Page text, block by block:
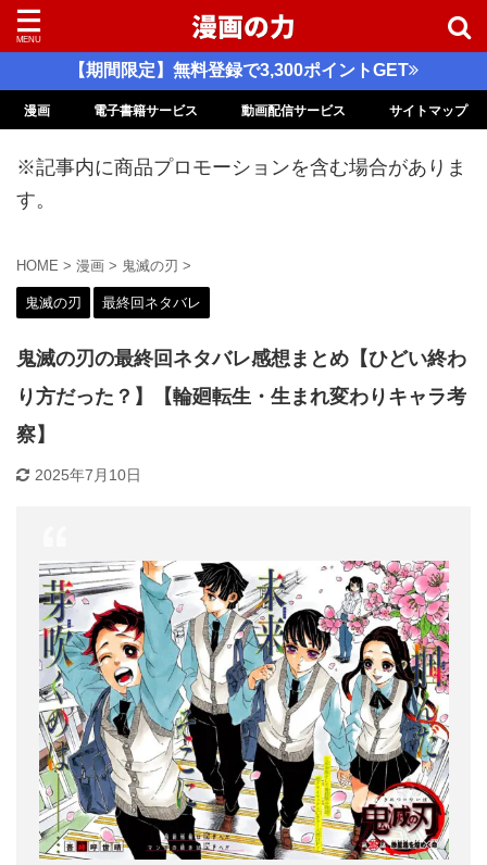
【期間限定】無料登録で3,300ポイントGET
漫画 電子書籍サービス 動画配信サービス サイトマップ
※記事内に商品プロモーションを含む場合がありま
す。
HOME > 漫画 > 鬼滅の刃 >
鬼滅の刃 最終回ネタバレ
鬼滅の刃の最終回ネタバレ感想まとめ【ひどい終わ
り方だった？】【輪廻転生・生まれ変わりキャラ考
察】
2025年7月10日